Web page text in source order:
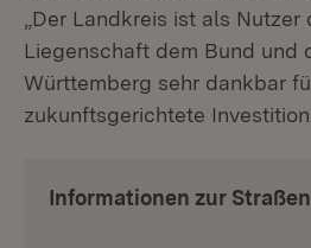
„Der Landkreis ist als
Liegenschaft dem Bund und
Württemberg sehr dankbar
zukunftsgerichtete
Informationen zur